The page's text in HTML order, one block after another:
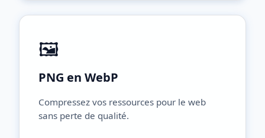
🖼️
PNG en WebP
Compressez vos ressources pour le web
sans perte de qualité.